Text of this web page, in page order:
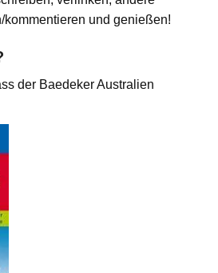
kommentieren und genießen!
der Baedeker Australien